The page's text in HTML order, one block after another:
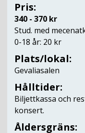
Pris:
340 - 370 kr
Stud. med
0-18 år: 20 kr
Plats/lokal:
Gevaliasalen
Hålltider:
Biljettkassa och
konsert.
Åldersgräns: